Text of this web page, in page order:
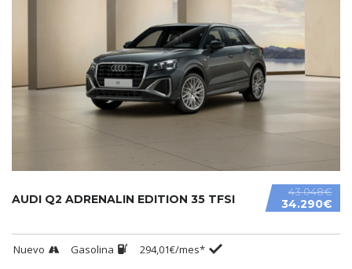
43.048€
34.290€
AUDI Q2 ADRENALIN EDITION 35 TFSI
Nuevo Gasolina 294,01€/mes*